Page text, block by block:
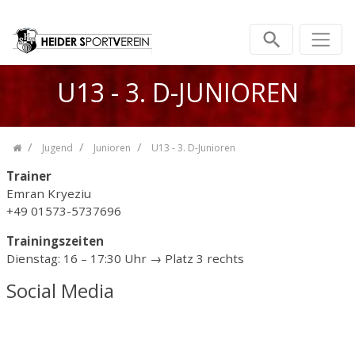
Zum Inhalt springen
U13 - 3. D-JUNIOREN
Jugend Junioren U13 - 3. D-Junioren
Trainer
Emran Kryeziu
+49 01573-5737696
Trainingszeiten
Dienstag: 16 – 17:30 Uhr → Platz 3 rechts
Social Media